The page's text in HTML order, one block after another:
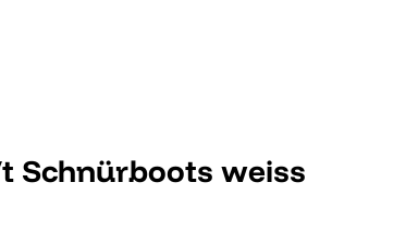
Schnürboots weiss